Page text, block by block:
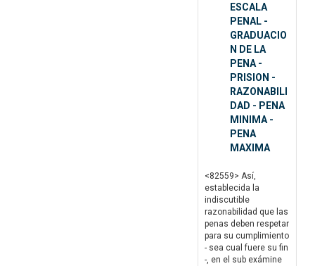
ESCALA
PENAL -
GRADUACIO
N DE LA
PENA -
PRISION -
RAZONABILI
DAD - PENA
MINIMA -
PENA
MAXIMA
<82559> Así,
establecida la
indiscutible
razonabilidad que las
penas deben respetar
para su cumplimiento
- sea cual fuere su fin
-, en el sub exámine